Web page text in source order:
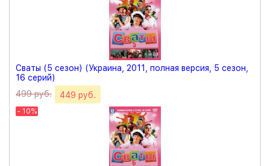
Сваты (5 сезон) (Украина, 2011, полная версия, 5 сезон,
16 серий)
499 руб.
449 руб.
- 10%